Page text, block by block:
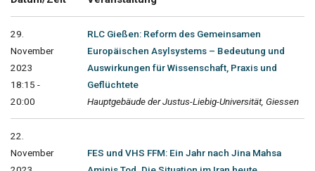
29.
November
2023
18:15 -
20:00
RLC Gießen: Reform des Gemeinsamen
Europäischen Asylsystems – Bedeutung und
Auswirkungen für Wissenschaft, Praxis und
Geflüchtete
Hauptgebäude der Justus-Liebig-Universität, Giessen
22.
November
FES und VHS FFM: Ein Jahr nach Jina Mahsa